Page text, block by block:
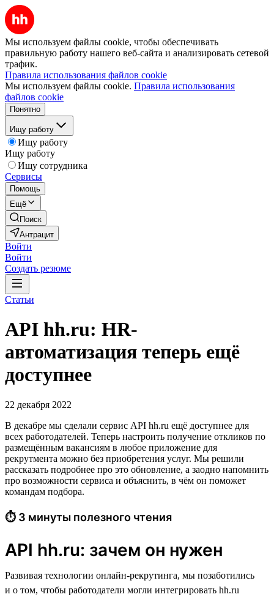
Мы используем файлы cookie, чтобы обеспечивать
правильную работу нашего веб-сайта и анализировать сетевой
трафик.
Правила использования файлов cookie
Мы используем файлы cookie. Правила использования
файлов cookie
Понятно
Ищу работу
Ищу работу
Ищу работу
Ищу сотрудника
Сервисы
Помощь
Ещё
Поиск
Антрацит
Войти
Войти
Создать резюме
Статьи
API hh.ru: HR-
автоматизация теперь ещё
доступнее
22 декабря 2022
В декабре мы сделали сервис API hh.ru ещё доступнее для
всех работодателей. Теперь настроить получение откликов по
размещённым вакансиям в любое приложение для
рекрутмента можно без приобретения услуг. Мы решили
рассказать подробнее про это обновление, а заодно напомнить
про возможности сервиса и объяснить, в чём он поможет
командам подбора.
⏱ 3 минуты полезного чтения
API hh.ru: зачем он нужен
Развивая технологии онлайн-рекрутинга, мы позаботились
и о том, чтобы работодатели могли интегрировать hh.ru